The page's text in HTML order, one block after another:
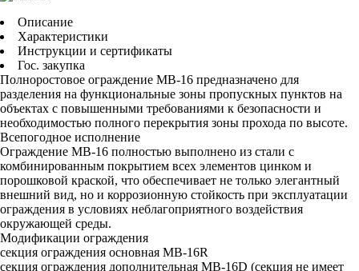
Описание
Характеристики
Инструкции и сертификаты
Гос. закупка
Полноростовое ограждение МВ-16 предназначено для
разделения на функциональные зоны пропускных пунктов на
объектах с повышенными требованиями к безопасности и
необходимостью полного перекрытия зоны прохода по высоте.
Всепогодное исполнение
Ограждение МВ-16 полностью выполнено из стали с
комбинированным покрытием всех элементов цинком и
порошковой краской, что обеспечивает не только элегантный
внешний вид, но и коррозионную стойкость при эксплуатации
ограждения в условиях неблагоприятного воздействия
окружающей среды.
Модификации ограждения
секция ограждения основная MB-16R
секция ограждения дополнительная MB-16D (секция не имеет